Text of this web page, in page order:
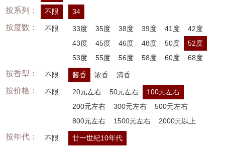
按系列： 不限 34
按度数： 不限 33度 35度 38度 39度 41度
42度
43度
45度 46度 48度 50度
52度
53度
55度 56度 58度 60度 68度
按香型： 不限 酱香 浓香 清香
按价格： 不限 20元左右 50元左右
100元左右
200元左右
300元左右
500元左右
800元左右
1500元左右 2000元以上
按年代： 不限 廿一世纪10年代